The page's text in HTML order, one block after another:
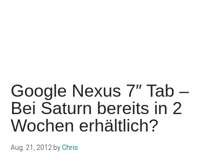
Google Nexus 7″ Tab –
Bei Saturn bereits in 2
Wochen erhältlich?
Aug. 21, 2012 byChris